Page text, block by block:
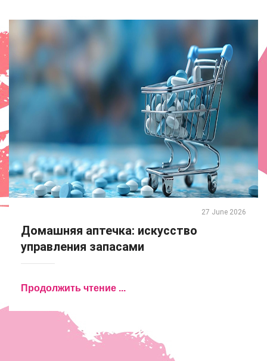
27 June 2026
Домашняя аптечка: искусство
управления запасами
Продолжить чтение ...